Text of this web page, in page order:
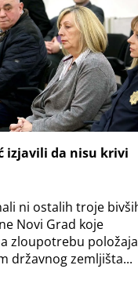
izjavili da nisu krivi
ni ostalih troje
Novi Grad koje
zloupotrebu položaja
državnog zemljišta...